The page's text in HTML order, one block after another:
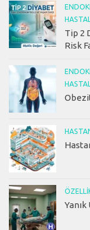
Tip 2
Risk